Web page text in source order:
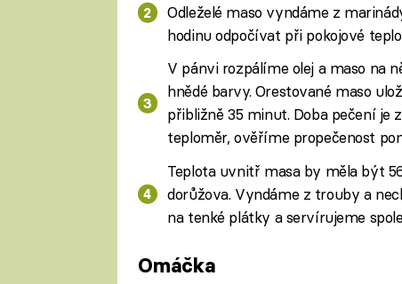
Odleželé maso vyndáme z
hodinu odpočívat při pokojové
V pánvi rozpálíme olej a maso na
hnědé barvy. Orestované maso
přibližně 35 minut. Doba pečení je
teploměr, ověříme propečenost
Teplota uvnitř masa by měla být
dorůžova. Vyndáme z trouby a
na tenké plátky a servírujeme
Omáčka